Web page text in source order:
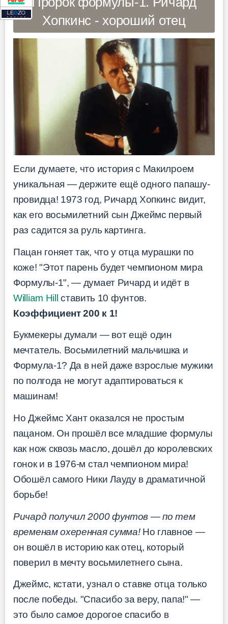
Хопкинс - хороший отец
Если думаете, что история с Макилроем
уникальная — держите ещё одного папашу-
провидца! 1973 год, Ричард Хопкинс видит,
как его восьмилетний сын Джеймс первый
раз садится за руль картинга.
Пацан гоняет так, что у отца мурашки по
коже! "Этот парень будет чемпионом мира
Формулы-1", — думает Ричард и идёт в
William Hill ставить 10 фунтов.
Коэффициент 200 к 1!
Букмекеры думали — вот ещё один
мечтатель. Восьмилетний мальчишка и
Формула-1? Да в ней даже взрослые мужики
по полгода не могут адаптироваться к
машинам!
Но Джеймс Хант оказался не простым
пацаном. Он прошёл все младшие формулы
как нож сквозь масло, дошёл до королевских
гонок и в 1976-м стал чемпионом мира!
Обошёл самого Ники Лауду в драматичной
борьбе!
Ричард получил 2000 фунтов — по тем
временам охеренная сумма!Но главное —
он вошёл в историю как отец, который
поверил в мечту восьмилетнего сына.
Джеймс, кстати, узнал о ставке отца только
после победы. "Спасибо за веру, папа!" —
это было самое дорогое спасибо в